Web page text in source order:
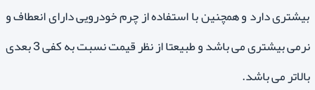
بیشتری دارد و همچنین با استفاده از چرم خودرویی دارای انعطاف و
نرمی بیشتری می باشد و طبیعتا از نظر قیمت نسبت به کفی 3 بعدی
بالاتر می باشد.